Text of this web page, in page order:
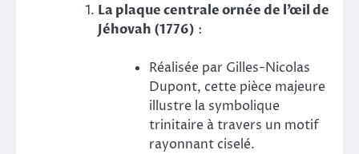
La plaque centrale ornée de l’œil de
Jéhovah (1776) :
Réalisée par Gilles-Nicolas
Dupont, cette pièce majeure
illustre la symbolique
trinitaire à travers un motif
rayonnant ciselé.